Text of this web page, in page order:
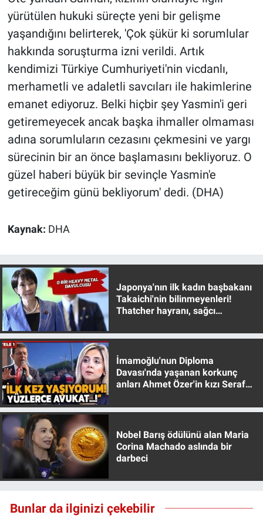
yürütülen hukuki süreçte yeni bir gelişme
yaşandığını belirterek, 'Çok şükür ki sorumlular
hakkında soruşturma izni verildi. Artık
kendimizi Türkiye Cumhuriyeti'nin vicdanlı,
merhametli ve adaletli savcıları ile hakimlerine
emanet ediyoruz. Belki hiçbir şey Yasmin'i geri
getiremeyecek ancak başka ihmaller olmaması
adına sorumluların cezasını çekmesini ve yargı
sürecinin bir an önce başlamasını bekliyoruz. O
güzel haberi büyük bir sevinçle Yasmin'e
getireceğim günü bekliyorum' dedi. (DHA)
Kaynak: DHA
Japonya'nın ilk kadın başbakanı
Takaichi'nin bilinmeyenleri!
Thatcher hayranı, sağcı
İmamoğlu'nun Diploma
Davası'nda yaşanan korkunç
anları Ahmet Özer'in kızı Seraf
Nobel Barış ödülünü alan Maria
Corina Machado aslında bir
darbeci
Bunlar da ilginizi çekebilir